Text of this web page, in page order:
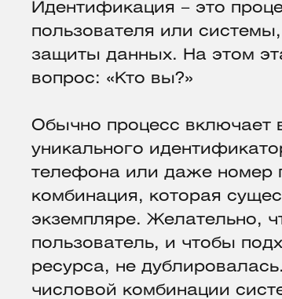
Идентификация – это
пользователя или
защиты данных. На этом
вопрос: «Кто вы?»
Обычно процесс включает
уникального
телефона или даже номер
комбинация, которая
экземпляре. Желательно,
пользователь, и чтобы
ресурса, не
числовой комбинации